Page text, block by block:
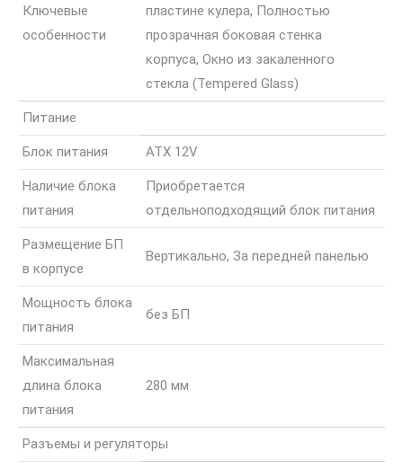
Ключевые
особенности
пластине кулера, Полностью
прозрачная боковая стенка
корпуса, Окно из закаленного
стекла (Tempered Glass)
Питание
Блок питания ATX 12V
Наличие блока
питания
Приобретается
отдельноподходящий блок питания
Размещение БП
в корпусе
Вертикально, За передней панелью
Мощность блока
питания
без БП
Максимальная
длина блока
питания
280 мм
Разъемы и регуляторы